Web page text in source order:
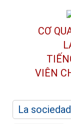
CƠ
VIÊN
La sociedad